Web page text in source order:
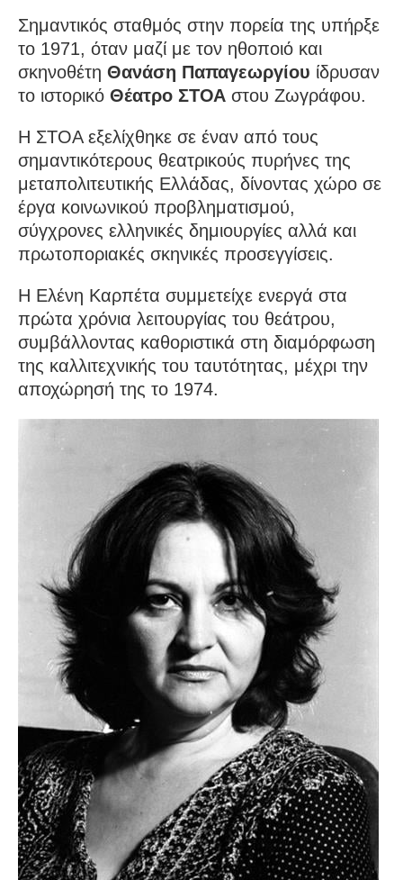
Σημαντικός σταθμός στην πορεία της υπήρξε
το 1971, όταν μαζί με τον ηθοποιό και
σκηνοθέτη Θανάση Παπαγεωργίου ίδρυσαν
το ιστορικό Θέατρο ΣΤΟΑ στου Ζωγράφου.
Η ΣΤΟΑ εξελίχθηκε σε έναν από τους
σημαντικότερους θεατρικούς πυρήνες της
μεταπολιτευτικής Ελλάδας, δίνοντας χώρο σε
έργα κοινωνικού προβληματισμού,
σύγχρονες ελληνικές δημιουργίες αλλά και
πρωτοποριακές σκηνικές προσεγγίσεις.
Η Ελένη Καρπέτα συμμετείχε ενεργά στα
πρώτα χρόνια λειτουργίας του θεάτρου,
συμβάλλοντας καθοριστικά στη διαμόρφωση
της καλλιτεχνικής του ταυτότητας, μέχρι την
αποχώρησή της το 1974.